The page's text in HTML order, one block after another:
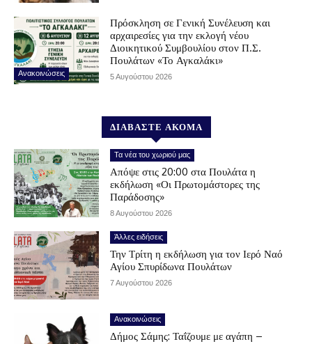
Ανακοινώσεις
Πρόσκληση σε Γενική Συνέλευση και
αρχαιρεσίες για την εκλογή νέου
Διοικητικού Συμβουλίου στον Π.Σ.
Πουλάτων «Το Αγκαλάκι»
5 Αυγούστου 2026
ΔΙΑΒΑΣΤΕ ΑΚΟΜΑ
Τα νέα του χωριού μας
Απόψε στις 20:00 στα Πουλάτα η
εκδήλωση «Οι Πρωτομάστορες της
Παράδοσης»
8 Αυγούστου 2026
Άλλες ειδήσεις
Την Τρίτη η εκδήλωση για τον Ιερό Ναό
Αγίου Σπυρίδωνα Πουλάτων
7 Αυγούστου 2026
Ανακοινώσεις
Δήμος Σάμης: Ταΐζουμε με αγάπη –